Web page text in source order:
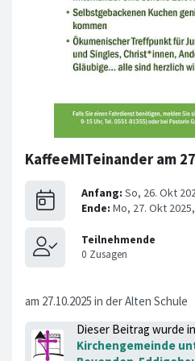
KaffeeMITeinander am
am 27.10.2025 in der Alten Schule
Dieser Beitrag wurde
Kirchengemeinde